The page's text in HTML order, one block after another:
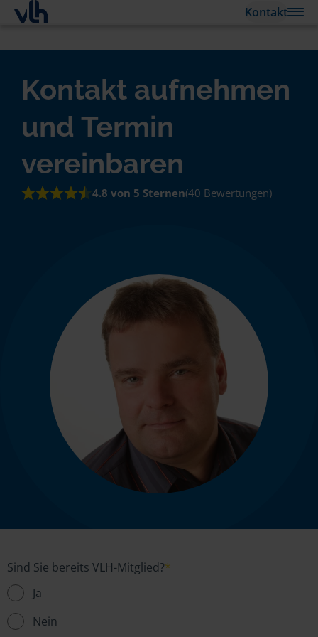
Kontakt
Kontakt aufnehmen
und Termin
vereinbaren
4.8 von 5 Sternen(40 Bewertungen)
Sind Sie bereits VLH-Mitglied?*
Ja
Nein